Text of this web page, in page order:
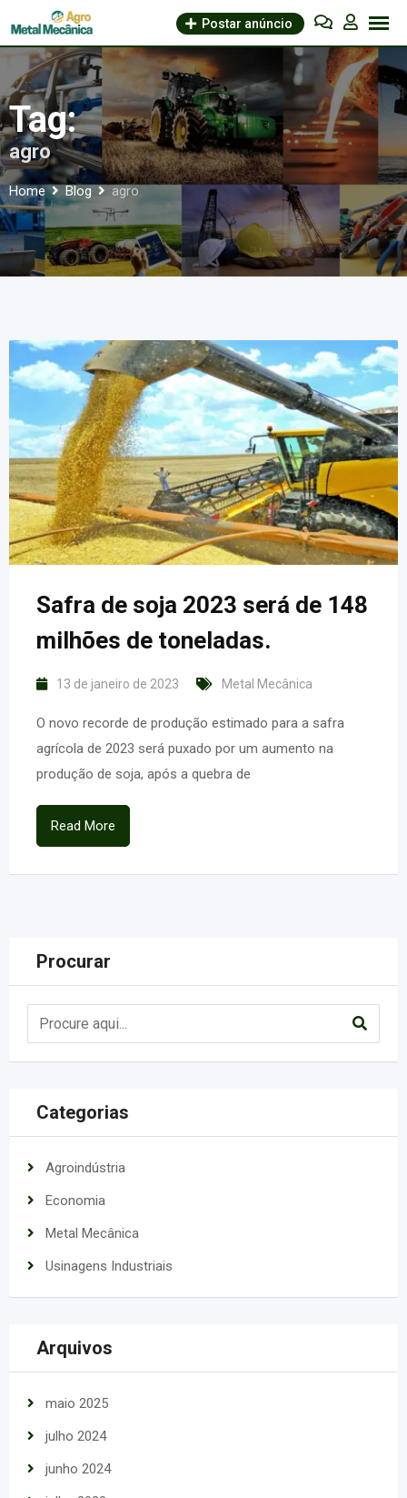
to
content
Postar anúncio
Tag:
agro
Home Blog agro
Safra de soja 2023 será de 148
milhões de toneladas.
13 de janeiro de 2023 Metal Mecânica
O novo recorde de produção estimado para a safra
agrícola de 2023 será puxado por um aumento na
produção de soja, após a quebra de
Read More
Procurar
Categorias
Agroindústria
Economia
Metal Mecânica
Usinagens Industriais
Arquivos
maio 2025
julho 2024
junho 2024